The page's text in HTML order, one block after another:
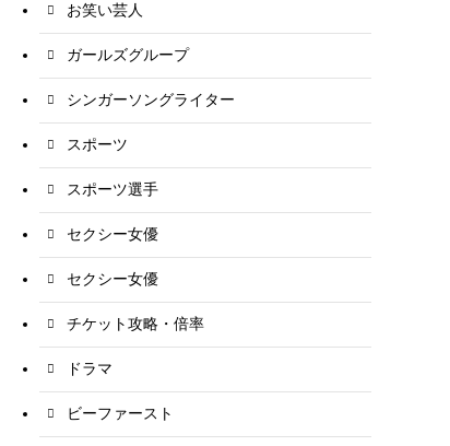
お笑い芸人
ガールズグループ
シンガーソングライター
スポーツ
スポーツ選手
セクシー女優
セクシー女優
チケット攻略・倍率
ドラマ
ビーファースト